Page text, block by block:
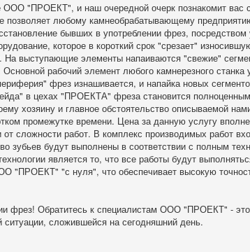
ООО "ПРОЕКТ", и наш очередной очерк познакомит вас
позволяет любому камнеобрабатывающему
бывших в употреблении фрез,
которое в короткий срок "срезает"
выступающие элементы напаиваются "свежие"
рабочий элемент любого камнерезного
фрез изнашивается, и напайка новых
в цехах "ПРОЕКТА" фреза становится
хозяину и главное обстоятельство описываемой
промежутке времени. Цена за данную услугу
сложности работ. В комплекс производимых работ
зубьев будут выполнены в соответствии с полным
является то, что все работы будут
"ПРОЕКТ" "с нуля", что обеспечивает высокую
фрез! Обратитесь к специалистам ООО "ПРОЕКТ" -
ситуации, сложившейся на сегодняшний день.